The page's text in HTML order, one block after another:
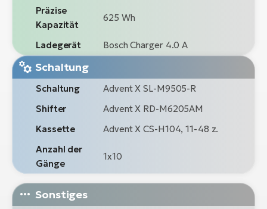
Präzise
Kapazität
625 Wh
Ladegerät Bosch Charger 4.0 A
Schaltung
Schaltung
Advent X SL-M9505-R
Shifter
Advent X RD-M6205AM
Kassette
Advent X CS-H104, 11-48 z.
Anzahl der
Gänge
1x10
Sonstiges